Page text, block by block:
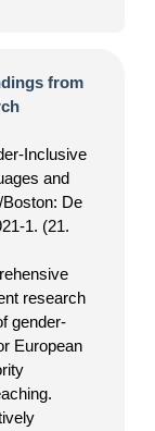
from
Inclusive
and
De
1. (21.
research
gender-
European